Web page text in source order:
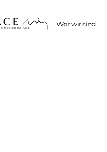
Wer wir sind